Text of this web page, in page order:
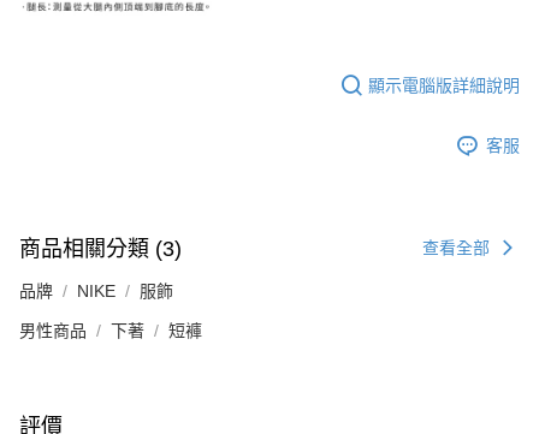
顯示電腦版詳細說明
客服
商品相關分類 (3) 查看全部
品牌 NIKE 服飾
男性商品 下著 短褲
評價